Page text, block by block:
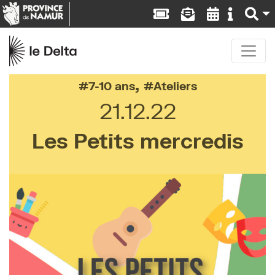
7-10 ans, Ateliers
21.12.22
Les Petits mercredis